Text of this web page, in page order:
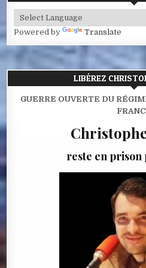
Powered by Translate
LIBÉREZ
GUERRE OUVERTE DU
reste en prison